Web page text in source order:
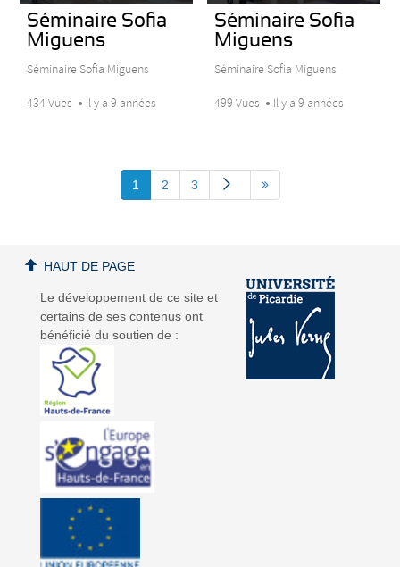
Séminaire Sofia
Miguens
Séminaire Sofia Miguens
434 Vues Il y a 9 années
Séminaire Sofia
Miguens
Séminaire Sofia Miguens
499 Vues Il y a 9 années
1 2 3
Le développement de ce site et
certains de ses contenus ont
bénéficié du soutien de :
HAUT DE PAGE